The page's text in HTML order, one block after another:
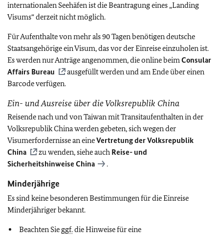
internationalen Seehäfen ist die Beantragung eines „Landing
Visums“ derzeit nicht möglich.
Für Aufenthalte von mehr als 90 Tagen benötigen deutsche
Staatsangehörige ein Visum, das vor der Einreise einzuholen ist.
Es werden nur Anträge angenommen, die online beimConsular
Affairs Bureau
ausgefüllt werden und am Ende über einen
Barcode verfügen.
Ein- und Ausreise über die Volksrepublik China
Reisende nach und von Taiwan mit Transitaufenthalten in der
Volksrepublik China werden gebeten, sich wegen der
Visumerfordernisse an eineVertretung der Volksrepublik
China
zu wenden, siehe auch Reise- und
Sicherheitshinweise China
.
Minderjährige
Es sind keine besonderen Bestimmungen für die Einreise
Minderjähriger bekannt.
Beachten Sie ggf.die Hinweise für eine